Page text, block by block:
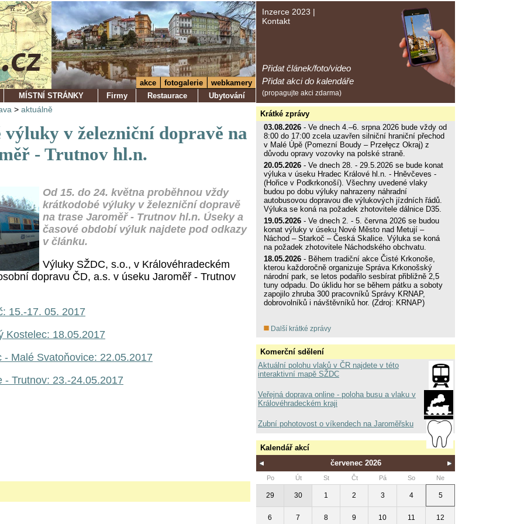
Inzerce 2023 |
Kontakt
Přidat článek/foto/video
Přidat akci do kalendáře
(propagujte akci zdarma)
akce fotogalerie
webkamery
MÍSTNÍ STRÁNKY
Firmy Restaurace Ubytování
> aktuálně
výluky v železniční dopravě na
- Trutnov hl.n.
Od 15. do 24. května proběhnou vždy
krátkodobé výluky v železniční dopravě
na trase Jaroměř - Trutnov hl.n. Úseky a
časové období výluk najdete pod odkazy
v článku.
Výluky SŽDC, s.o., v Královéhradeckém
dopravu ČD, a.s. v úseku Jaroměř - Trutnov
15.-17. 05. 2017
Kostelec: 18.05.2017
- Malé Svatoňovice: 22.05.2017
- Trutnov: 23.-24.05.2017
Krátké zprávy
03.08.2026 - Ve dnech 4.–6. srpna 2026 bude vždy od
8:00 do 17:00 zcela uzavřen silniční hraniční přechod
v Malé Úpě (Pomezní Boudy – Przełęcz Okraj) z
důvodu opravy vozovky na polské straně.
20.05.2026 - Ve dnech 28. - 29.5.2026 se bude konat
výluka v úseku Hradec Králové hl.n. - Hněvčeves -
(Hořice v Podkrkonoší). Všechny uvedené vlaky
budou po dobu výluky nahrazeny náhradní
autobusovou dopravou dle výlukových jízdních řádů.
Výluka se koná na požadek zhotovitele dálnice D35.
19.05.2026 - Ve dnech 2. - 5. června 2026 se budou
konat výluky v úseku Nové Město nad Metují –
Náchod – Starkoč – Česká Skalice. Výluka se koná
na požadek zhotovitele Náchodského obchvatu.
18.05.2026 - Během tradiční akce Čisté Krkonoše,
kterou každoročně organizuje Správa Krkonošský
národní park, se letos podařilo sesbírat přibližně 2,5
tuny odpadu. Do úklidu hor se během pátku a soboty
zapojilo zhruba 300 pracovníků Správy KRNAP,
dobrovolníků i návštěvníků hor. (Zdroj: KRNAP)
Další krátké zprávy
Komerční sdělení
Aktuální polohu vlaků v ČR najdete v této
interaktivní mapě SŽDC
Veřejná doprava online - poloha busu a vlaku v
Královéhradeckém kraji
Zubní pohotovost o víkendech na Jaroměřsku
Kalendář akcí
červenec 2026
Po Út St Čt Pá So Ne
29 30 1 2 3 4 5
6 7 8 9 10 11 12